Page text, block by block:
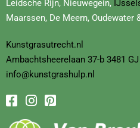
Leidsche Rijn, Nieuwegein,
Maarssen, De Meern, Oudewater
Kunstgrasutrecht.nl
Ambachtsheerelaan 37-b 3481
info@kunstgrashulp.nl